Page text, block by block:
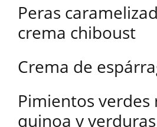
Peras
crema chiboust
Crema de
Pimientos verdes
quinoa y verduras